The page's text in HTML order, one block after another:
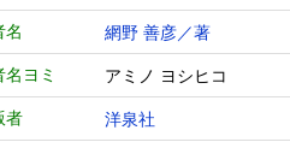
名 網野 善彦／著
名ヨミ アミノ ヨシヒコ
者 洋泉社